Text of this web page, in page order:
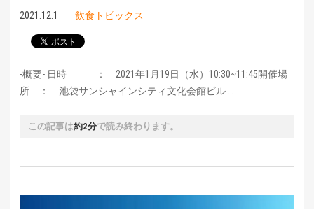
2021.12.1 飲食トピックス
-概要- 日時 ： 2021年1月19日（水）10:30~11:45開催場
所 ： 池袋サンシャインシティ文化会館ビル …
この記事は約2分で読み終わります。